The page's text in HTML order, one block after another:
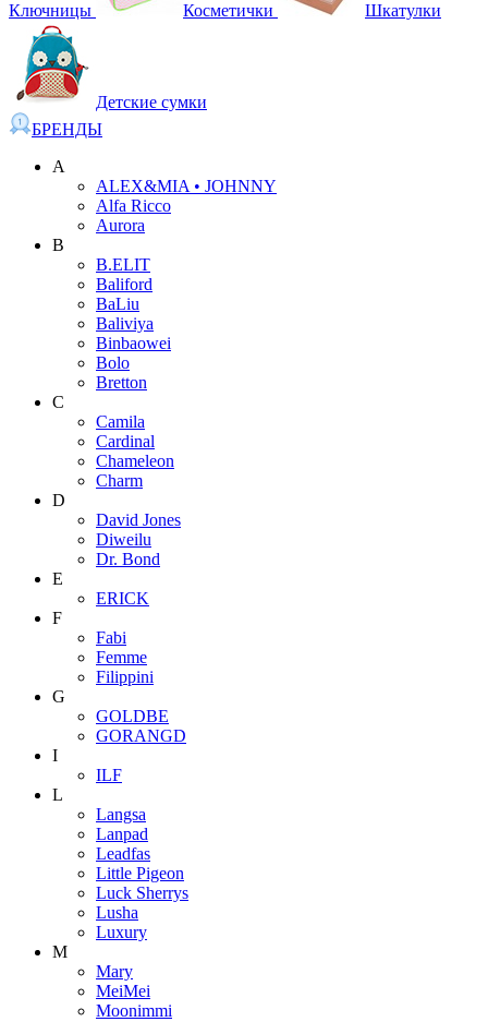
Ключницы Косметички Шкатулки
Детские сумки
БРЕНДЫ
A
ALEX&MIA • JOHNNY
Alfa Ricco
Aurora
B
B.ELIT
Baliford
BaLiu
Baliviya
Binbaowei
Bolo
Bretton
C
Camila
Cardinal
Chameleon
Charm
D
David Jones
Diweilu
Dr. Bond
E
ERICK
F
Fabi
Femme
Filippini
G
GOLDBE
GORANGD
I
ILF
L
Langsa
Lanpad
Leadfas
Little Pigeon
Luck Sherrys
Lusha
Luxury
M
Mary
MeiMei
Moonimmi